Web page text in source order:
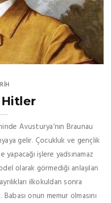
Avusturya’nın Braunau
gelir. Çocukluk ve gençlik
yapacağı işlere yadsınamaz
olarak görmediği anlaşılan
ilkokuldan sonra
onun memur olmasını